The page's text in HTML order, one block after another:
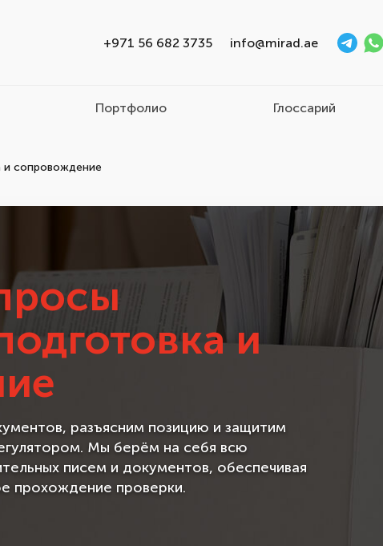
+971 56 682 3735 info@mirad.ae
Портфолио Глоссарий
и сопровождение
и
разъясним позицию и защитим
Мы берём на себя всю
писем и документов, обеспечивая
прохождение проверки.